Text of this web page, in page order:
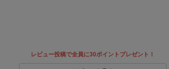
レビュー投稿で全員に30ポイントプレゼント！